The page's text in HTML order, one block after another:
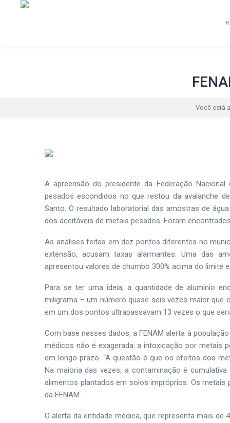
Você está
A apreensão do presidente da Federação
pesados escondidos no que restou da avalanche
Santo. O resultado laboratorial das amostras de
dos aceitáveis de metais pesados. Foram
As análises feitas em dez pontos diferentes no
extensão, acusam taxas alarmantes. Uma das
apresentou valores de chumbo 300% acima do limite
Para se ter uma ideia, a quantidade de alumínio
miligrama – um número quase seis vezes maior que
em um dos pontos ultrapassavam 13 vezes o que
Com base nesses dados, a FENAM alerta à
médicos não é exagerada: a intoxicação por metais
em longo prazo. “A questão é que os efeitos dos
Na maioria das vezes, a contaminação é
alimentos plantados em solos impróprios. Os metais
da FENAM.
O alerta da entidade médica, que representa mais